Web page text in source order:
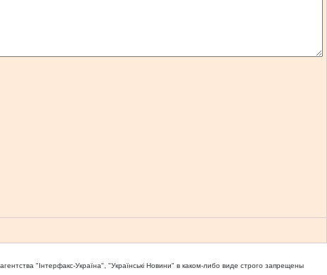
"Iнтерфакс-Україна", "Українськi Новини" в каком-либо виде строго запрещены